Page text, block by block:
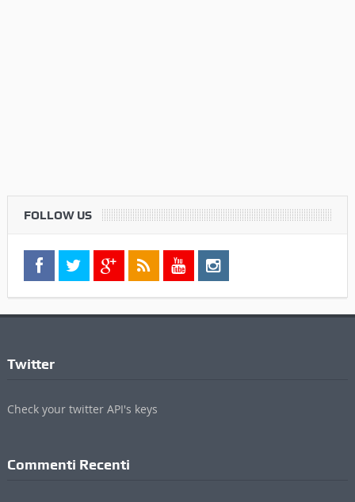
FOLLOW US
Twitter
Check your twitter API's keys
Commenti Recenti